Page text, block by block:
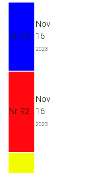
Nr. 93
Nov
16
2023
Nr. 92
Nov
16
2023